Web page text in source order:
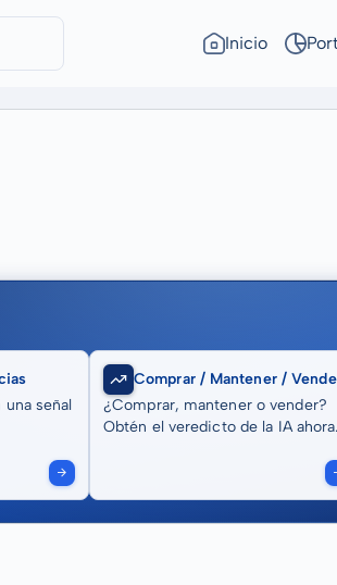
Inicio
señal
Comprar / Mantener /
¿Comprar, mantener o vender?
Obtén el veredicto de la IA ahora.